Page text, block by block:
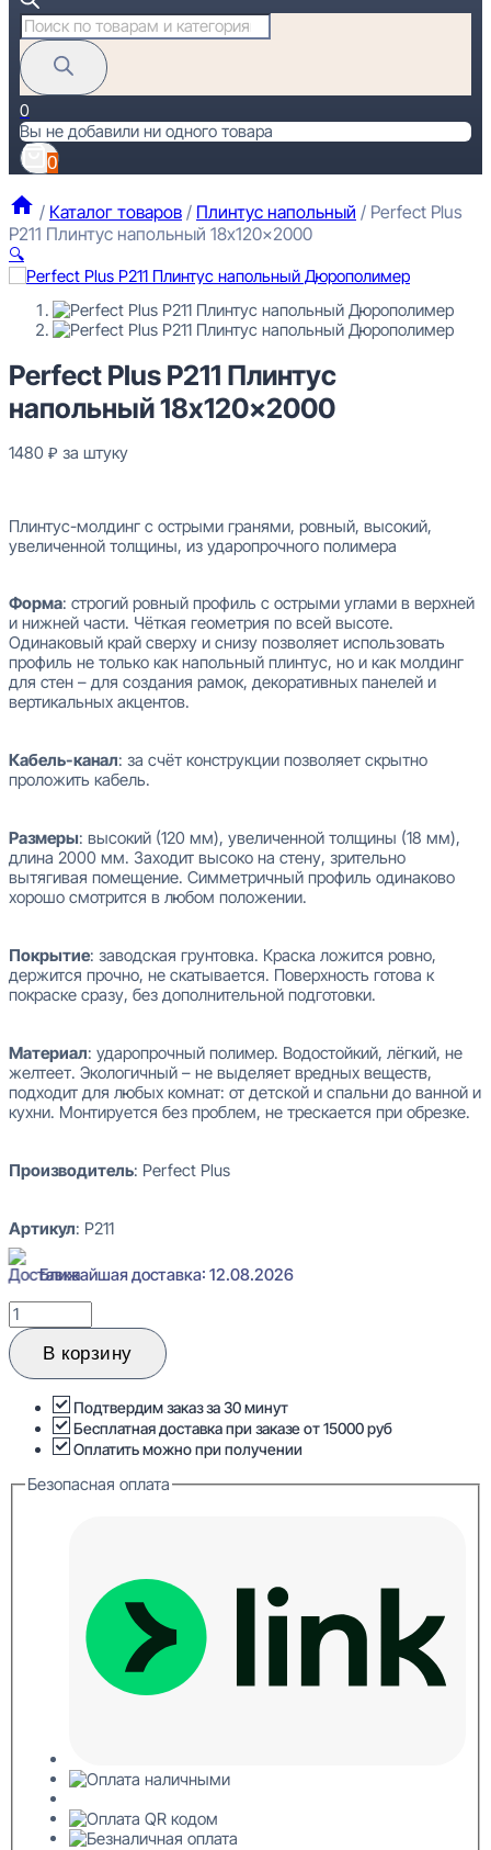
Поиск
товаров
0
Вы не добавили ни одного товара
0
/ Каталог товаров / Плинтус напольный / Perfect Plus
P211 Плинтус напольный 18x120x2000
🔍
1480 ₽ за штуку
Перейти в избранное Закрыть
Perfect Plus P211 Плинтус
напольный 18x120x2000
1480 ₽ за штуку
Плинтус-молдинг с острыми гранями, ровный, высокий,
увеличенной толщины, из ударопрочного полимера
Форма: строгий ровный профиль с острыми углами в верхней
и нижней части. Чёткая геометрия по всей высоте.
Одинаковый край сверху и снизу позволяет использовать
профиль не только как напольный плинтус, но и как молдинг
для стен – для создания рамок, декоративных панелей и
вертикальных акцентов.
Кабель-канал: за счёт конструкции позволяет скрытно
проложить кабель.
Размеры: высокий (120 мм), увеличенной толщины (18 мм),
длина 2000 мм. Заходит высоко на стену, зрительно
вытягивая помещение. Симметричный профиль одинаково
хорошо смотрится в любом положении.
Покрытие: заводская грунтовка. Краска ложится ровно,
держится прочно, не скатывается. Поверхность готова к
покраске сразу, без дополнительной подготовки.
Материал: ударопрочный полимер. Водостойкий, лёгкий, не
желтеет. Экологичный – не выделяет вредных веществ,
подходит для любых комнат: от детской и спальни до ванной и
кухни. Монтируется без проблем, не трескается при обрезке.
Производитель: Perfect Plus
Артикул: P211
Ближайшая доставка: 12.08.2026
Количество
товара
Perfect
Plus
Плинтус
напольный
18x120x2000
В корзину
Подтвердим заказ за 30 минут
Бесплатная доставка при заказе от 15000 руб
Оплатить можно при получении
Безопасная оплата